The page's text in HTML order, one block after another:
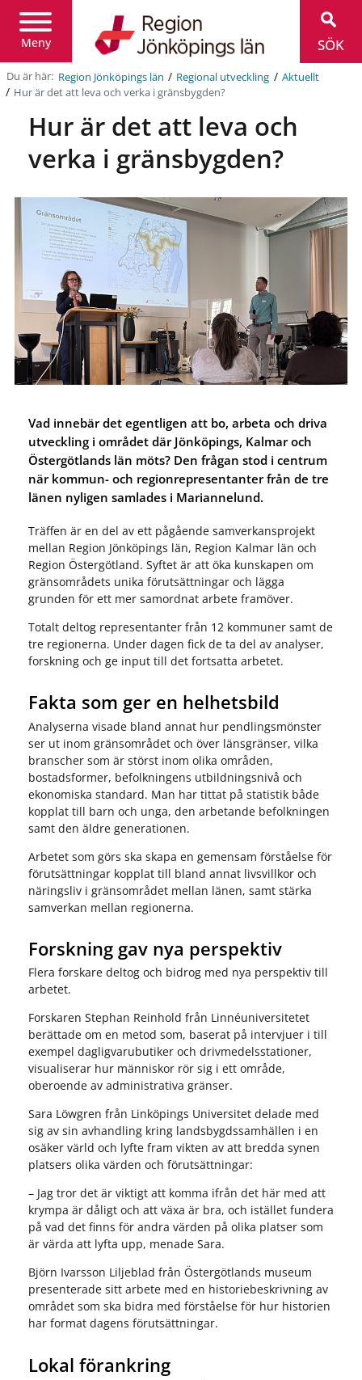
Meny
Jönköpings
län
SÖK
Du är här: Region Jönköpings län / Regional utveckling / Aktuellt
/ Hur är det att leva och verka i gränsbygden?
Hur är det att leva och
verka i gränsbygden?
Vad innebär det egentligen att bo, arbeta och driva
utveckling i området där Jönköpings, Kalmar och
Östergötlands län möts? Den frågan stod i centrum
när kommun- och regionrepresentanter från de tre
länen nyligen samlades i Mariannelund.
Träffen är en del av ett pågående samverkansprojekt
mellan Region Jönköpings län, Region Kalmar län och
Region Östergötland. Syftet är att öka kunskapen om
gränsområdets unika förutsättningar och lägga
grunden för ett mer samordnat arbete framöver.
Totalt deltog representanter från 12 kommuner samt de
tre regionerna. Under dagen fick de ta del av analyser,
forskning och ge input till det fortsatta arbetet.
Fakta som ger en helhetsbild
Analyserna visade bland annat hur pendlingsmönster
ser ut inom gränsområdet och över länsgränser, vilka
branscher som är störst inom olika områden,
bostadsformer, befolkningens utbildningsnivå och
ekonomiska standard. Man har tittat på statistik både
kopplat till barn och unga, den arbetande befolkningen
samt den äldre generationen.
Arbetet som görs ska skapa en gemensam förståelse för
förutsättningar kopplat till bland annat livsvillkor och
näringsliv i gränsområdet mellan länen, samt stärka
samverkan mellan regionerna.
Forskning gav nya perspektiv
Flera forskare deltog och bidrog med nya perspektiv till
arbetet.
Forskaren Stephan Reinhold från Linnéuniversitetet
berättade om en metod som, baserat på intervjuer i till
exempel dagligvarubutiker och drivmedelsstationer,
visualiserar hur människor rör sig i ett område,
oberoende av administrativa gränser.
Sara Löwgren från Linköpings Universitet delade med
sig av sin avhandling kring landsbygdssamhällen i en
osäker värld och lyfte fram vikten av att bredda synen
platsers olika värden och förutsättningar:
– Jag tror det är viktigt att komma ifrån det här med att
krympa är dåligt och att växa är bra, och istället fundera
på vad det finns för andra värden på olika platser som
är värda att lyfta upp, menade Sara.
Björn Ivarsson Liljeblad från Östergötlands museum
presenterade sitt arbete med en historiebeskrivning av
området som ska bidra med förståelse för hur historien
har format dagens förutsättningar.
Lokal förankring